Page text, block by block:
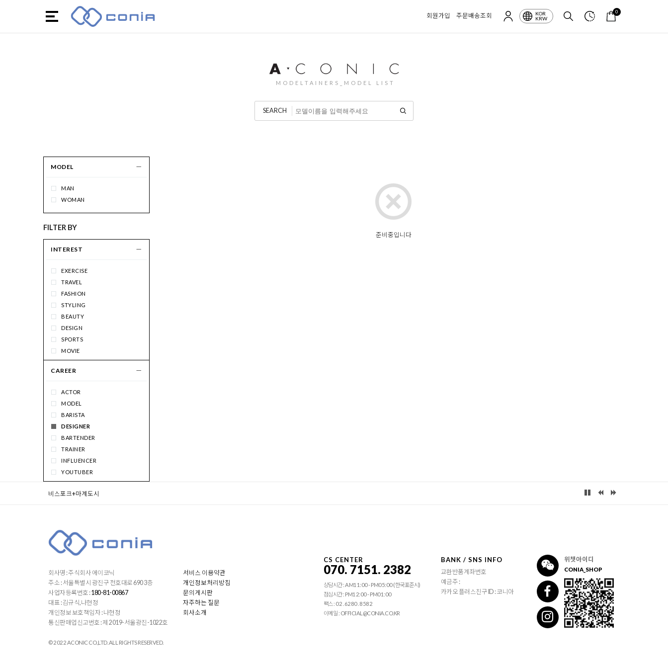
회원가입 주문배송조회
KOR
KRW
0
MODELTAINERS_MODEL LIST
SEARCH
MODEL
MAN
WOMAN
FILTER BY
INTEREST
EXERCISE
TRAVEL
FASHION
STYLING
BEAUTY
DESIGN
SPORTS
MOVIE
PHOTO
ART
CAREER
ACTOR
MODEL
BARISTA
DESIGNER
BARTENDER
TRAINER
INFLUENCER
YOUTUBER
WANGHONG
SINGER
CHEF
CLERK
OFFICE_WORKER
TEACHER
PROFESSOR
준비중입니다
비스포크+마계도시
회사명 : 주식회사 에이코닉
주소 : 서울특별시 광진구 천호대로 690 3층
사업자등록번호 :180-81-00867
대표 : 김규식,나현정
개인정보 보호책임자 : 나현정
통신판매업신고번호 : 제 2019-서울광진-1022호
© 2022 ACONIC CO.,LTD. ALL RIGHTS RESERVED.
서비스 이용약관
개인정보처리방침
문의게시판
자주하는 질문
회사소개
CS CENTER
070. 7151. 2382
상담시간 : AM11:00 - PM05:00 (한국표준시)
점심시간 : PM12:00 - PM01:00
팩스 : 02 . 6280 . 8582
이메일 : OFFICIAL@CONIA.CO.KR
BANK / SNS INFO
교환반품계좌번호
예금주 :
카카오 플러스친구 ID : 코니아
위챗아이디
CONIA_SHOP